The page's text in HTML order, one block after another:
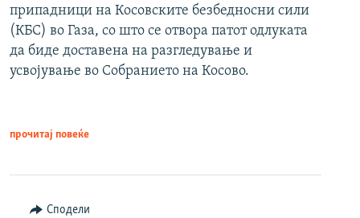
припадници на Косовските безбедносни сили
(КБС) во Газа, со што се отвора патот одлуката
да биде доставена на разгледување и
усвојување во Собранието на Косово.
прочитај повеќе
Сподели